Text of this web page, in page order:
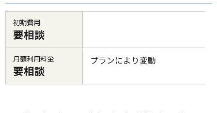
初期費用
要相談
月額利用料金
要相談
プランにより変動